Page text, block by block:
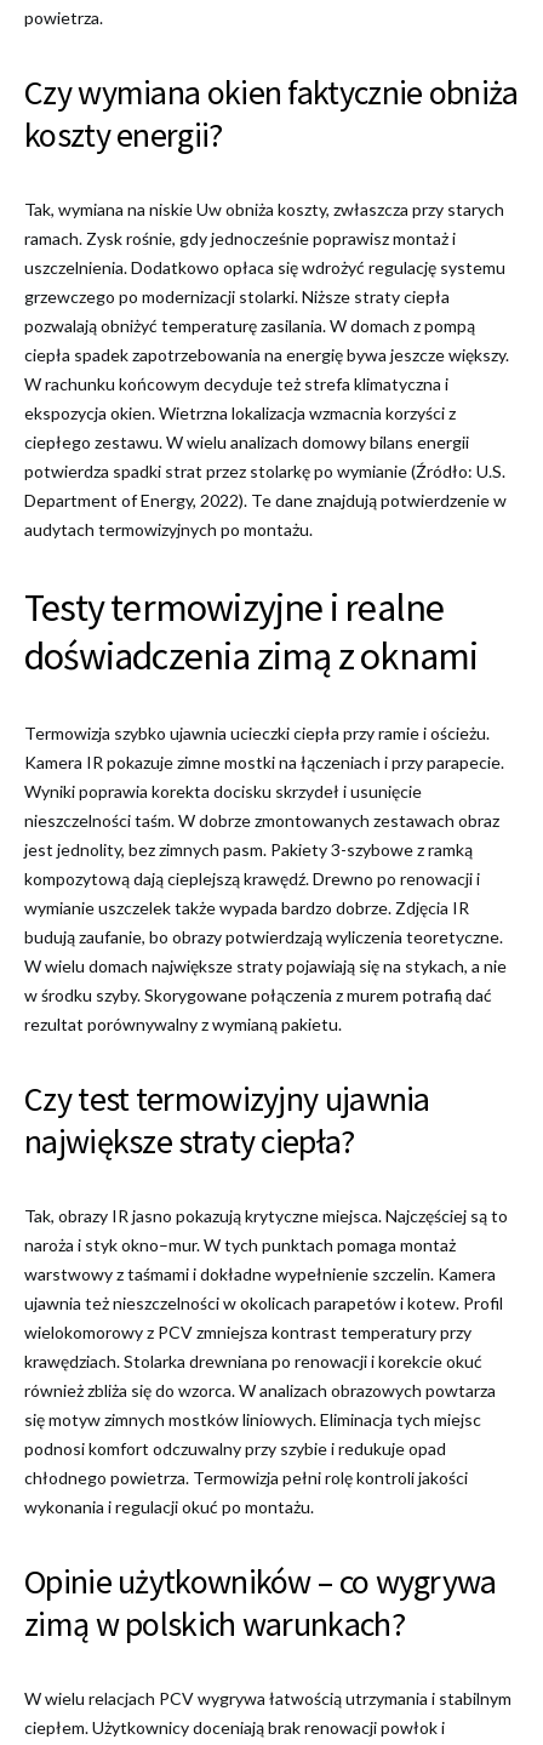
powietrza.
Czy wymiana okien faktycznie obniża
koszty energii?
Tak, wymiana na niskie Uw obniża koszty, zwłaszcza przy starych
ramach. Zysk rośnie, gdy jednocześnie poprawisz montaż i
uszczelnienia. Dodatkowo opłaca się wdrożyć regulację systemu
grzewczego po modernizacji stolarki. Niższe straty ciepła
pozwalają obniżyć temperaturę zasilania. W domach z pompą
ciepła spadek zapotrzebowania na energię bywa jeszcze większy.
W rachunku końcowym decyduje też strefa klimatyczna i
ekspozycja okien. Wietrzna lokalizacja wzmacnia korzyści z
ciepłego zestawu. W wielu analizach domowy bilans energii
potwierdza spadki strat przez stolarkę po wymianie (Źródło: U.S.
Department of Energy, 2022). Te dane znajdują potwierdzenie w
audytach termowizyjnych po montażu.
Testy termowizyjne i realne
doświadczenia zimą z oknami
Termowizja szybko ujawnia ucieczki ciepła przy ramie i ościeżu.
Kamera IR pokazuje zimne mostki na łączeniach i przy parapecie.
Wyniki poprawia korekta docisku skrzydeł i usunięcie
nieszczelności taśm. W dobrze zmontowanych zestawach obraz
jest jednolity, bez zimnych pasm. Pakiety 3-szybowe z ramką
kompozytową dają cieplejszą krawędź. Drewno po renowacji i
wymianie uszczelek także wypada bardzo dobrze. Zdjęcia IR
budują zaufanie, bo obrazy potwierdzają wyliczenia teoretyczne.
W wielu domach największe straty pojawiają się na stykach, a nie
w środku szyby. Skorygowane połączenia z murem potrafią dać
rezultat porównywalny z wymianą pakietu.
Czy test termowizyjny ujawnia
największe straty ciepła?
Tak, obrazy IR jasno pokazują krytyczne miejsca. Najczęściej są to
naroża i styk okno–mur. W tych punktach pomaga montaż
warstwowy z taśmami i dokładne wypełnienie szczelin. Kamera
ujawnia też nieszczelności w okolicach parapetów i kotew. Profil
wielokomorowy z PCV zmniejsza kontrast temperatury przy
krawędziach. Stolarka drewniana po renowacji i korekcie okuć
również zbliża się do wzorca. W analizach obrazowych powtarza
się motyw zimnych mostków liniowych. Eliminacja tych miejsc
podnosi komfort odczuwalny przy szybie i redukuje opad
chłodnego powietrza. Termowizja pełni rolę kontroli jakości
wykonania i regulacji okuć po montażu.
Opinie użytkowników – co wygrywa
zimą w polskich warunkach?
W wielu relacjach PCV wygrywa łatwością utrzymania i stabilnym
ciepłem. Użytkownicy doceniają brak renowacji powłok i